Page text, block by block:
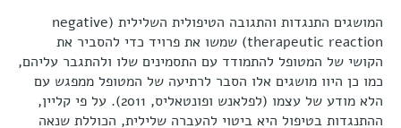
המושגים התנגדות והתגובה הטיפולית השלילית (negative
therapeutic reaction) שמשו את פרויד כדי להסביר את
הקושי של המטופל להתמודד עם התסמינים שלו ולהתגבר עליהם,
כמו כן היוו מושגים אלו הסבר לרתיעה של המטופל ממפגש עם
הלא מודע של עצמו (לפלאנש ופונטאליס, 2011). על פי קליין,
ההתנגדות בטיפול היא ביטוי להעברה שלילית, הכוללת שנאה